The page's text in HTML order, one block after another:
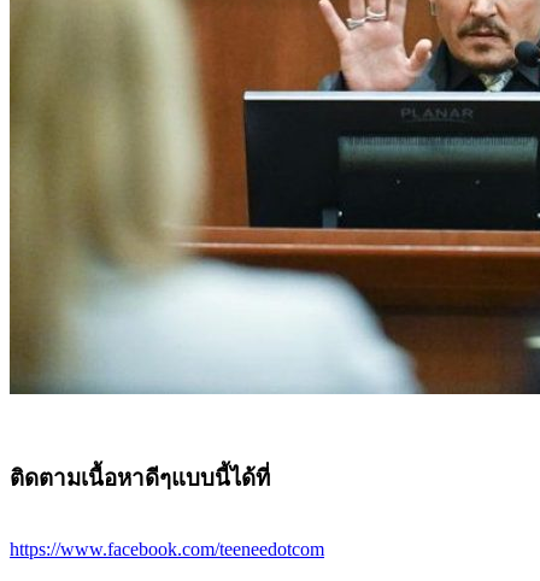
ติดตามเนื้อหาดีๆแบบนี้ได้ที่
https://www.facebook.com/teeneedotcom